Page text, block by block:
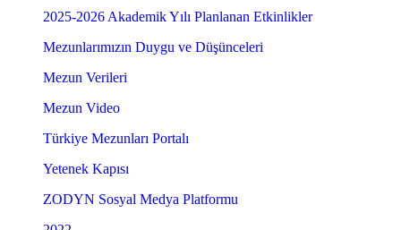
2025-2026 Akademik Yılı Planlanan Etkinlikler
Mezunlarımızın Duygu ve Düşünceleri
Mezun Verileri
Mezun Video
Türkiye Mezunları Portalı
Yetenek Kapısı
ZODYN Sosyal Medya Platformu